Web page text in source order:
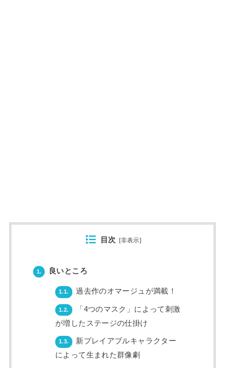
目次 [非表示]
1. 良いところ
1.1. 過去作のオマージュが満載！
1.2.
「4つのマスク」によって刺激
が増したステージの仕掛け
1.3.
新プレイアブルキャラクター
によって生まれた群像劇